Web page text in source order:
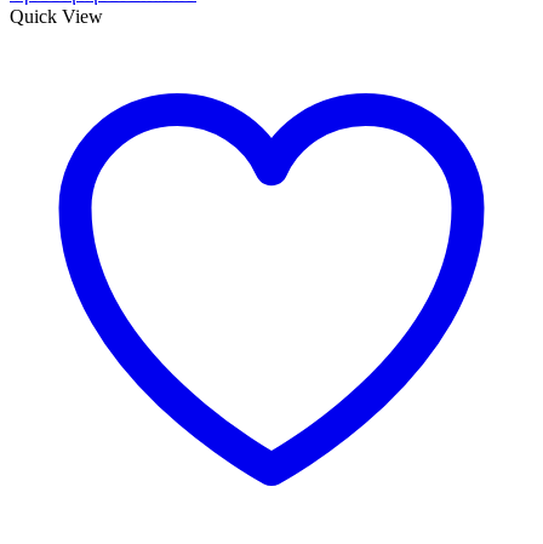
Quick View